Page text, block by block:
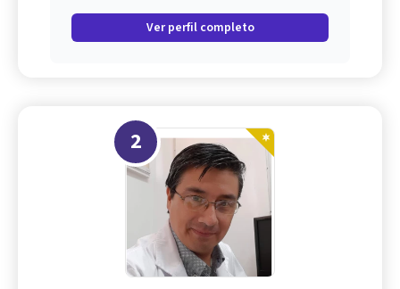
Ver perfil completo
2